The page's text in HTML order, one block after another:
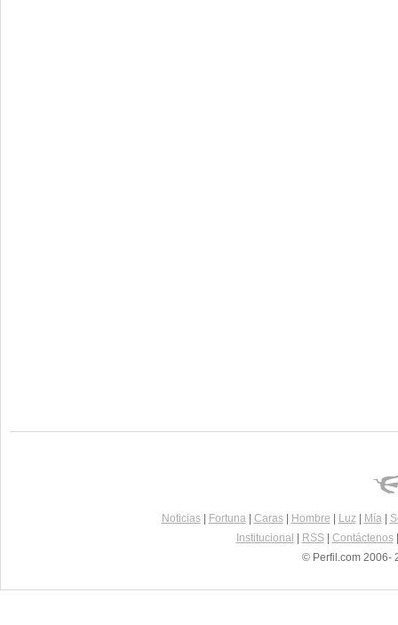
Noticias| Fortuna| Caras| Hombre Luz| Mía|
Institucional
RSS| Contáctenos
© Perfil.com 2006-